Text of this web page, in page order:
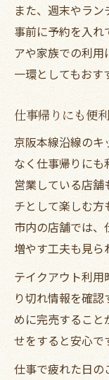
また、週末やラン
事前に予約を入れ
アや家族での利
一環としてもおす
仕事帰りにも便
京阪本線沿線のキ
なく仕事帰りにも
営業している店
チとして楽しむ方
市内の店舗では
増やす工夫も見ら
テイクアウト利
り切れ情報を確
めに完売するこ
せをすると安心で
仕事で疲れた日の